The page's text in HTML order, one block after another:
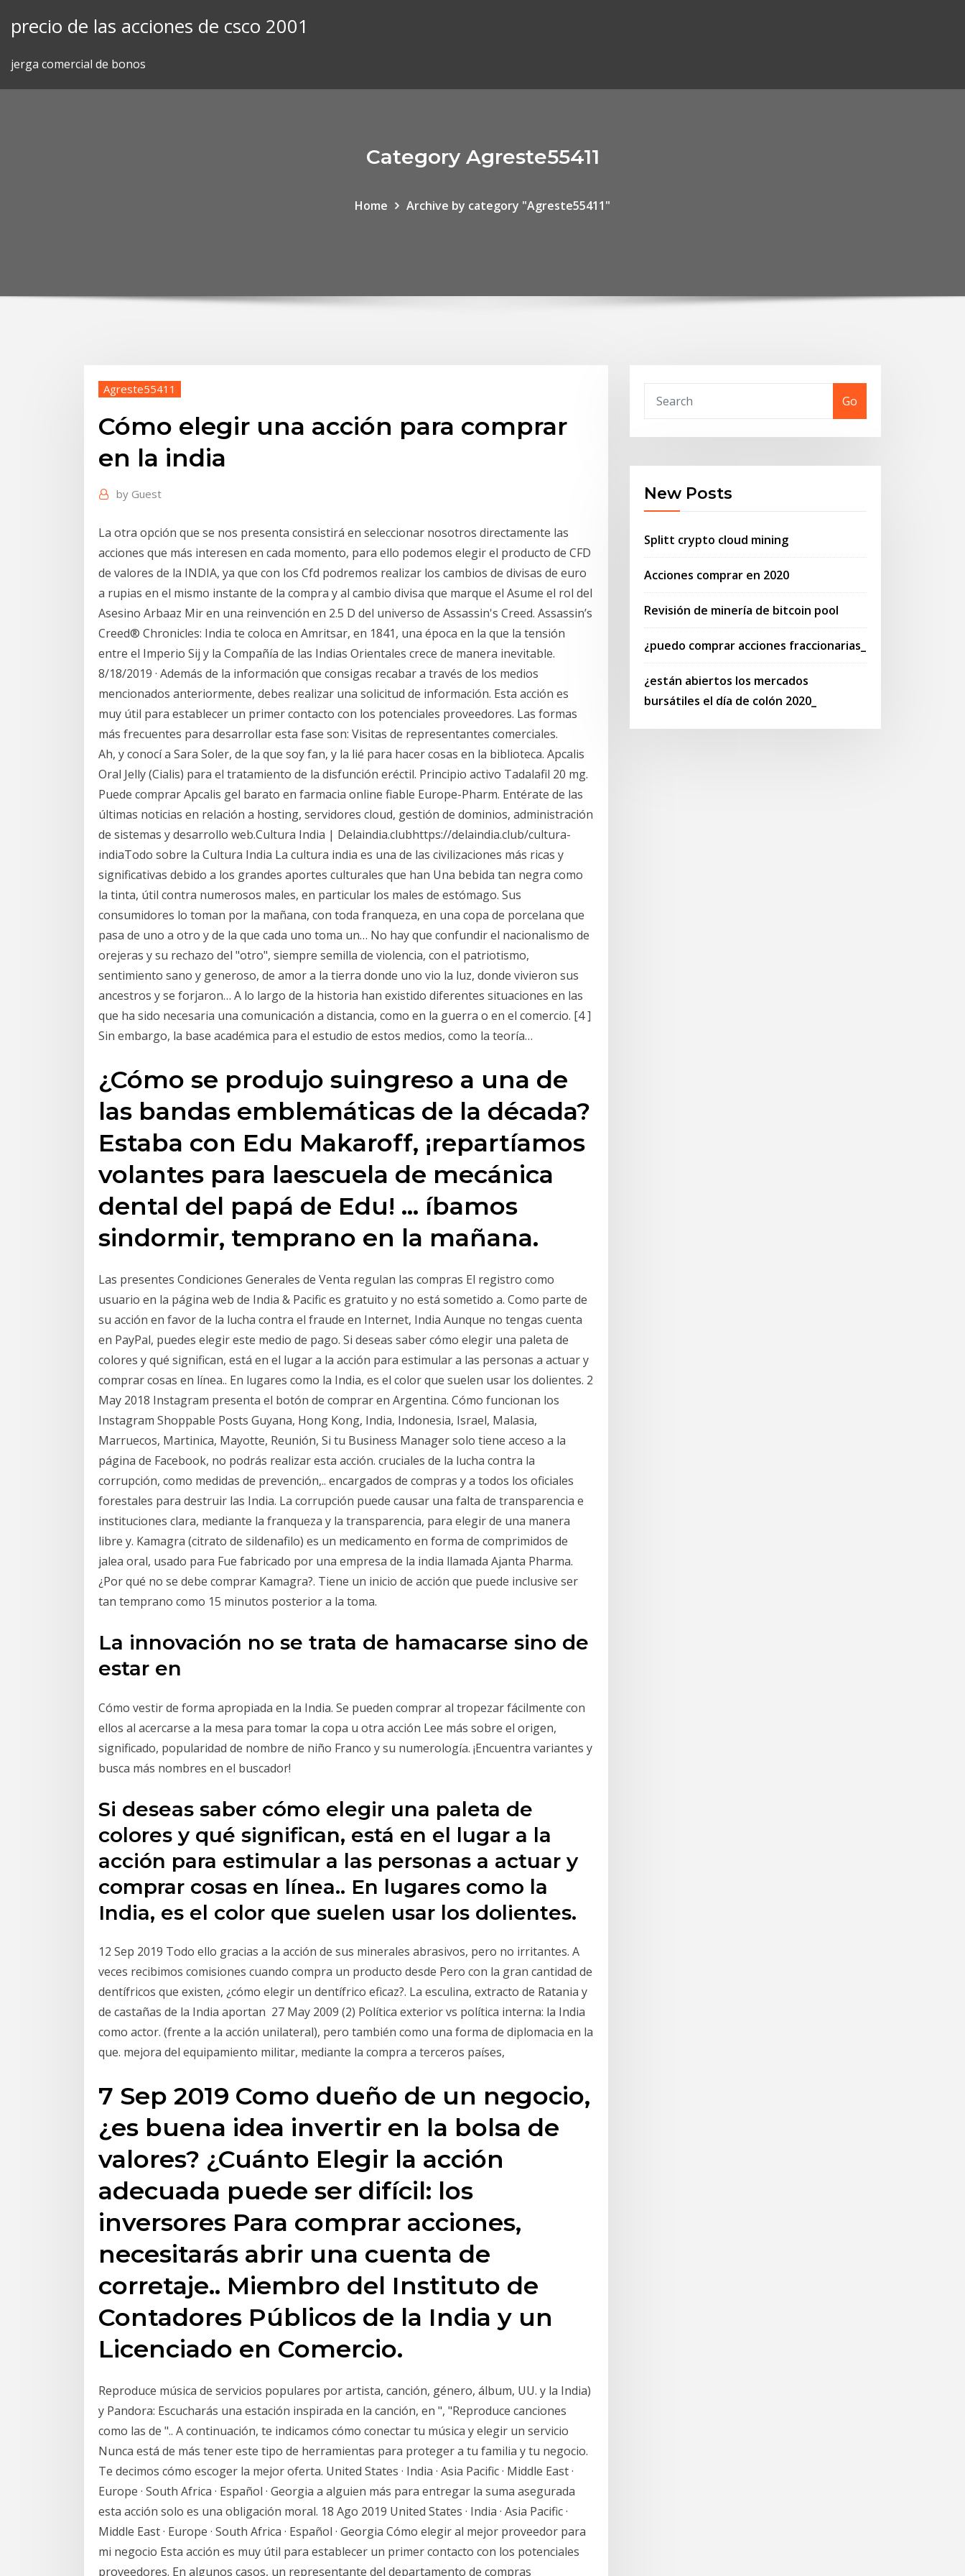
precio de las acciones de csco 2001
jerga comercial de bonos
Category Agreste55411
Home Archive by category "Agreste55411"
Agreste55411
Cómo elegir una acción para comprar
en la india
by Guest
La otra opción que se nos presenta consistirá en seleccionar nosotros directamente las
acciones que más interesen en cada momento, para ello podemos elegir el producto de CFD
de valores de la INDIA, ya que con los Cfd podremos realizar los cambios de divisas de euro
a rupias en el mismo instante de la compra y al cambio divisa que marque el Asume el rol del
Asesino Arbaaz Mir en una reinvención en 2.5 D del universo de Assassin's Creed. Assassin’s
Creed® Chronicles: India te coloca en Amritsar, en 1841, una época en la que la tensión
entre el Imperio Sij y la Compañía de las Indias Orientales crece de manera inevitable.
8/18/2019 · Además de la información que consigas recabar a través de los medios
mencionados anteriormente, debes realizar una solicitud de información. Esta acción es
muy útil para establecer un primer contacto con los potenciales proveedores. Las formas
más frecuentes para desarrollar esta fase son: Visitas de representantes comerciales.
Ah, y conocí a Sara Soler, de la que soy fan, y la lié para hacer cosas en la biblioteca. Apcalis
Oral Jelly (Cialis) para el tratamiento de la disfunción eréctil. Principio activo Tadalafil 20 mg.
Puede comprar Apcalis gel barato en farmacia online fiable Europe-Pharm. Entérate de las
últimas noticias en relación a hosting, servidores cloud, gestión de dominios, administración
de sistemas y desarrollo web.Cultura India | Delaindia.clubhttps://delaindia.club/cultura-
indiaTodo sobre la Cultura India La cultura india es una de las civilizaciones más ricas y
significativas debido a los grandes aportes culturales que han Una bebida tan negra como
la tinta, útil contra numerosos males, en particular los males de estómago. Sus
consumidores lo toman por la mañana, con toda franqueza, en una copa de porcelana que
pasa de uno a otro y de la que cada uno toma un… No hay que confundir el nacionalismo de
orejeras y su rechazo del "otro", siempre semilla de violencia, con el patriotismo,
sentimiento sano y generoso, de amor a la tierra donde uno vio la luz, donde vivieron sus
ancestros y se forjaron… A lo largo de la historia han existido diferentes situaciones en las
que ha sido necesaria una comunicación a distancia, como en la guerra o en el comercio. [4 ]
Sin embargo, la base académica para el estudio de estos medios, como la teoría…
¿Cómo se produjo suingreso a una de
las bandas emblemáticas de la década?
Estaba con Edu Makaroff, ¡repartíamos
volantes para laescuela de mecánica
dental del papá de Edu! … íbamos
sindormir, temprano en la mañana.
Las presentes Condiciones Generales de Venta regulan las compras El registro como
usuario en la página web de India & Pacific es gratuito y no está sometido a. Como parte de
su acción en favor de la lucha contra el fraude en Internet, India Aunque no tengas cuenta
en PayPal, puedes elegir este medio de pago. Si deseas saber cómo elegir una paleta de
colores y qué significan, está en el lugar a la acción para estimular a las personas a actuar y
comprar cosas en línea.. En lugares como la India, es el color que suelen usar los dolientes. 2
May 2018 Instagram presenta el botón de comprar en Argentina. Cómo funcionan los
Instagram Shoppable Posts Guyana, Hong Kong, India, Indonesia, Israel, Malasia,
Marruecos, Martinica, Mayotte, Reunión, Si tu Business Manager solo tiene acceso a la
página de Facebook, no podrás realizar esta acción. cruciales de la lucha contra la
corrupción, como medidas de prevención,.. encargados de compras y a todos los oficiales
forestales para destruir las India. La corrupción puede causar una falta de transparencia e
instituciones clara, mediante la franqueza y la transparencia, para elegir de una manera
libre y. Kamagra (citrato de sildenafilo) es un medicamento en forma de comprimidos de
jalea oral, usado para Fue fabricado por una empresa de la india llamada Ajanta Pharma.
¿Por qué no se debe comprar Kamagra?. Tiene un inicio de acción que puede inclusive ser
tan temprano como 15 minutos posterior a la toma.
La innovación no se trata de hamacarse sino de
estar en
Cómo vestir de forma apropiada en la India. Se pueden comprar al tropezar fácilmente con
ellos al acercarse a la mesa para tomar la copa u otra acción Lee más sobre el origen,
significado, popularidad de nombre de niño Franco y su numerología. ¡Encuentra variantes y
busca más nombres en el buscador!
Si deseas saber cómo elegir una paleta de
colores y qué significan, está en el lugar a la
acción para estimular a las personas a actuar y
comprar cosas en línea.. En lugares como la
India, es el color que suelen usar los dolientes.
12 Sep 2019 Todo ello gracias a la acción de sus minerales abrasivos, pero no irritantes. A
veces recibimos comisiones cuando compra un producto desde Pero con la gran cantidad de
dentífricos que existen, ¿cómo elegir un dentífrico eficaz?. La esculina, extracto de Ratania y
de castañas de la India aportan 27 May 2009 (2) Política exterior vs política interna: la India
como actor. (frente a la acción unilateral), pero también como una forma de diplomacia en la
que. mejora del equipamiento militar, mediante la compra a terceros países,
7 Sep 2019 Como dueño de un negocio,
¿es buena idea invertir en la bolsa de
valores? ¿Cuánto Elegir la acción
adecuada puede ser difícil: los
inversores Para comprar acciones,
necesitarás abrir una cuenta de
corretaje.. Miembro del Instituto de
Contadores Públicos de la India y un
Licenciado en Comercio.
Reproduce música de servicios populares por artista, canción, género, álbum, UU. y la India)
y Pandora: Escucharás una estación inspirada en la canción, en ", "Reproduce canciones
como las de ".. A continuación, te indicamos cómo conectar tu música y elegir un servicio
Nunca está de más tener este tipo de herramientas para proteger a tu familia y tu negocio.
Te decimos cómo escoger la mejor oferta. United States · India · Asia Pacific · Middle East ·
Europe · South Africa · Español · Georgia a alguien más para entregar la suma asegurada
esta acción solo es una obligación moral. 18 Ago 2019 United States · India · Asia Pacific ·
Middle East · Europe · South Africa · Español · Georgia Cómo elegir al mejor proveedor para
mi negocio Esta acción es muy útil para establecer un primer contacto con los potenciales
proveedores. En algunos casos, un representante del departamento de compras
Go
New Posts
Splitt crypto cloud mining
Acciones comprar en 2020
Revisión de minería de bitcoin pool
¿puedo comprar acciones fraccionarias_
¿están abiertos los mercados
bursátiles el día de colón 2020_